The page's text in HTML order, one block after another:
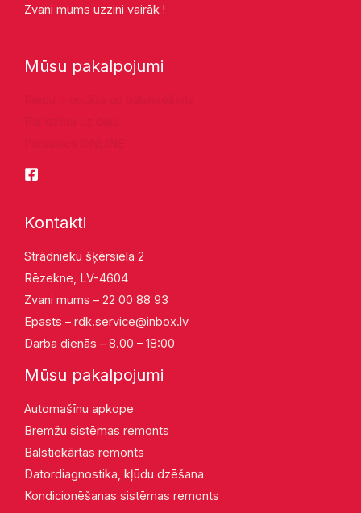
Zvani mums uzzini vairāk !
Mūsu pakalpojumi
Kontakti
Strādnieku šķērsiela 2
Rēzekne, LV-4604
Zvani mums – 22 00 88 93
Epasts – rdk.service@inbox.lv
Darba dienās – 8.00 – 18:00
Mūsu pakalpojumi
Automašīnu apkope
Bremžu sistēmas remonts
Balstiekārtas remonts
Datordiagnostika, kļūdu dzēšana
Kondicionēšanas sistēmas remonts